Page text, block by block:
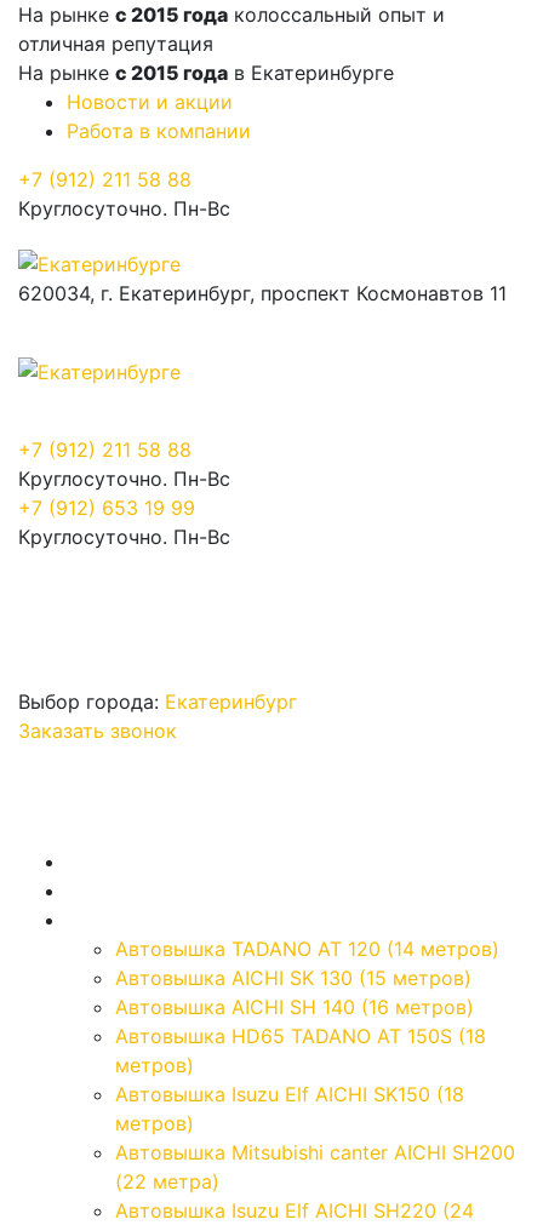
На рынке с 2015 года колоссальный опыт и
отличная репутация
На рынке с 2015 года в Екатеринбурге
Новости и акции
Работа в компании
+7 (912) 211 58 88
Круглосуточно. Пн-Вс
620034, г. Екатеринбург, проспект Космонавтов 11
+7 (912) 211 58 88
Круглосуточно. Пн-Вс
+7 (912) 653 19 99
Круглосуточно. Пн-Вс
Выбор города: Екатеринбург
Заказать звонок
Автовышка TADANO AT 120 (14 метров)
Автовышка AICHI SK 130 (15 метров)
Автовышка AICHI SH 140 (16 метров)
Автовышка HD65 TADANO AT 150S (18
метров)
Автовышка Isuzu Elf AICHI SK150 (18
метров)
Автовышка Mitsubishi canter AICHI SH200
(22 метра)
Автовышка Isuzu Elf AICHI SH220 (24